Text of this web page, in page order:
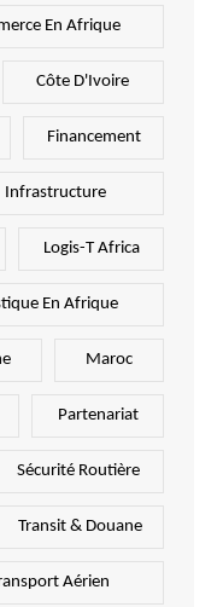
En Afrique
Côte D'Ivoire
Financement
Infrastructure
Logis-T Africa
En Afrique
Maroc
Partenariat
Sécurité Routière
Transit & Douane
Aérien